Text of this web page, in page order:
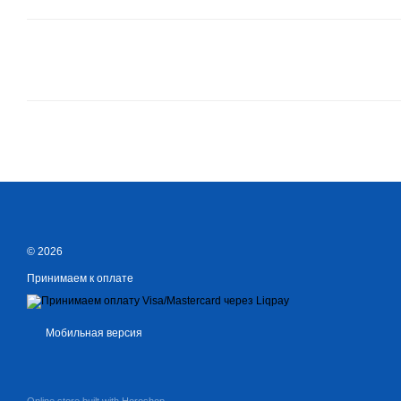
© 2026
Принимаем к оплате
Мобильная версия